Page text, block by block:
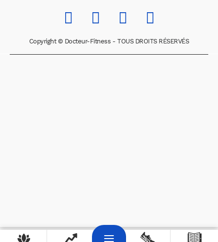
Copyright © Docteur-Fitness - TOUS DROITS RÉSERVÉS